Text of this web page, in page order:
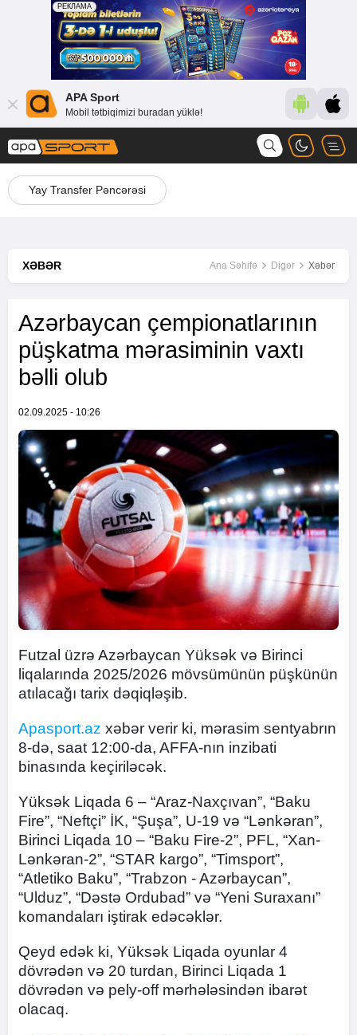
APA Sport
Mobil tətbiqimizi buradan yüklə!
Yay Transfer Pəncərəsi
XƏBƏR Ana Səhifə Digər Xəbər
Azərbaycan çempionatlarının
püşkatma mərasiminin vaxtı
bəlli olub
02.09.2025 - 10:26
Futzal üzrə Azərbaycan Yüksək və Birinci
liqalarında 2025/2026 mövsümünün püşkünün
atılacağı tarix dəqiqləşib.
Apasport.az xəbər verir ki, mərasim sentyabrın
8-də, saat 12:00-da, AFFA-nın inzibati
binasında keçiriləcək.
Yüksək Liqada 6 – “Araz-Naxçıvan”, “Baku
Fire”, “Neftçi” İK, “Şuşa”, U-19 və “Lənkəran”,
Birinci Liqada 10 – “Baku Fire-2”, PFL, “Xan-
Lənkəran-2”, “STAR kargo”, “Timsport”,
“Atletiko Baku”, “Trabzon - Azərbaycan”,
“Ulduz”, “Dəstə Ordubad” və “Yeni Suraxanı”
komandaları iştirak edəcəklər.
Qeyd edək ki, Yüksək Liqada oyunlar 4
dövrədən və 20 turdan, Birinci Liqada 1
dövrədən və pely-off mərhələsindən ibarət
olacaq.